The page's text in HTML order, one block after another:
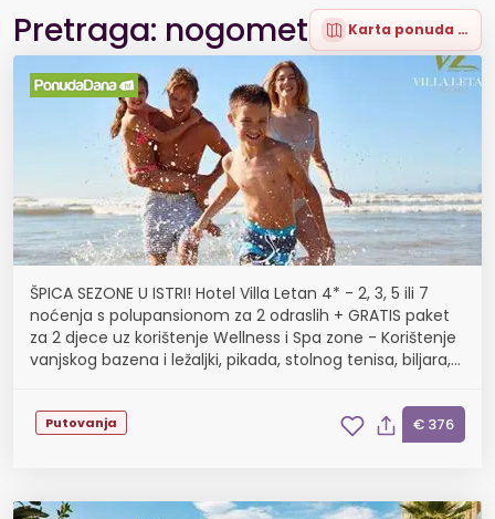
Pretraga: nogomet Karta ponuda (2)
ŠPICA SEZONE U ISTRI! Hotel Villa Letan 4* - 2, 3, 5 ili 7
noćenja s polupansionom za 2 odraslih + GRATIS paket
za 2 djece uz korištenje Wellness i Spa zone - Korištenje
vanjskog bazena i ležaljki, pikada, stolnog tenisa, biljara,
Putovanja € 376